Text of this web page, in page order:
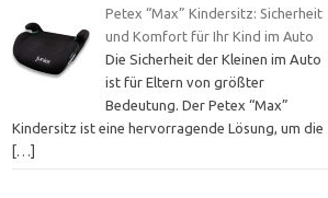
Petex “Max” Kindersitz: Sicherheit
und Komfort für Ihr Kind im Auto
Die Sicherheit der Kleinen im Auto
ist für Eltern von größter
Bedeutung. Der Petex “Max”
Kindersitz ist eine hervorragende Lösung, um die
[…]